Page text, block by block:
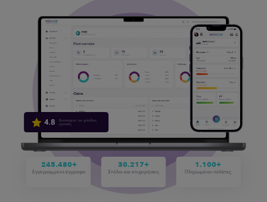
Βασισμένο σε χιλιάδες
κριτικές
245.480+
Εγγεγραμμένα έγγραφα
30.217+
Στόλοι και επιχειρήσεις
1.100+
Πληρωμένοι πελάτες